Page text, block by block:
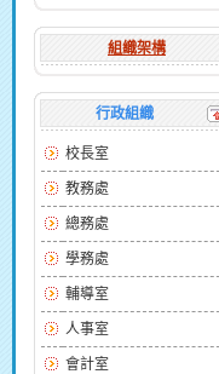
組織架構
行政組織
校長室
教務處
總務處
學務處
輔導室
人事室
會計室